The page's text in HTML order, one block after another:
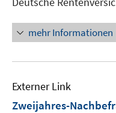
mehr Informationen
Externer Link
Zweijahres-